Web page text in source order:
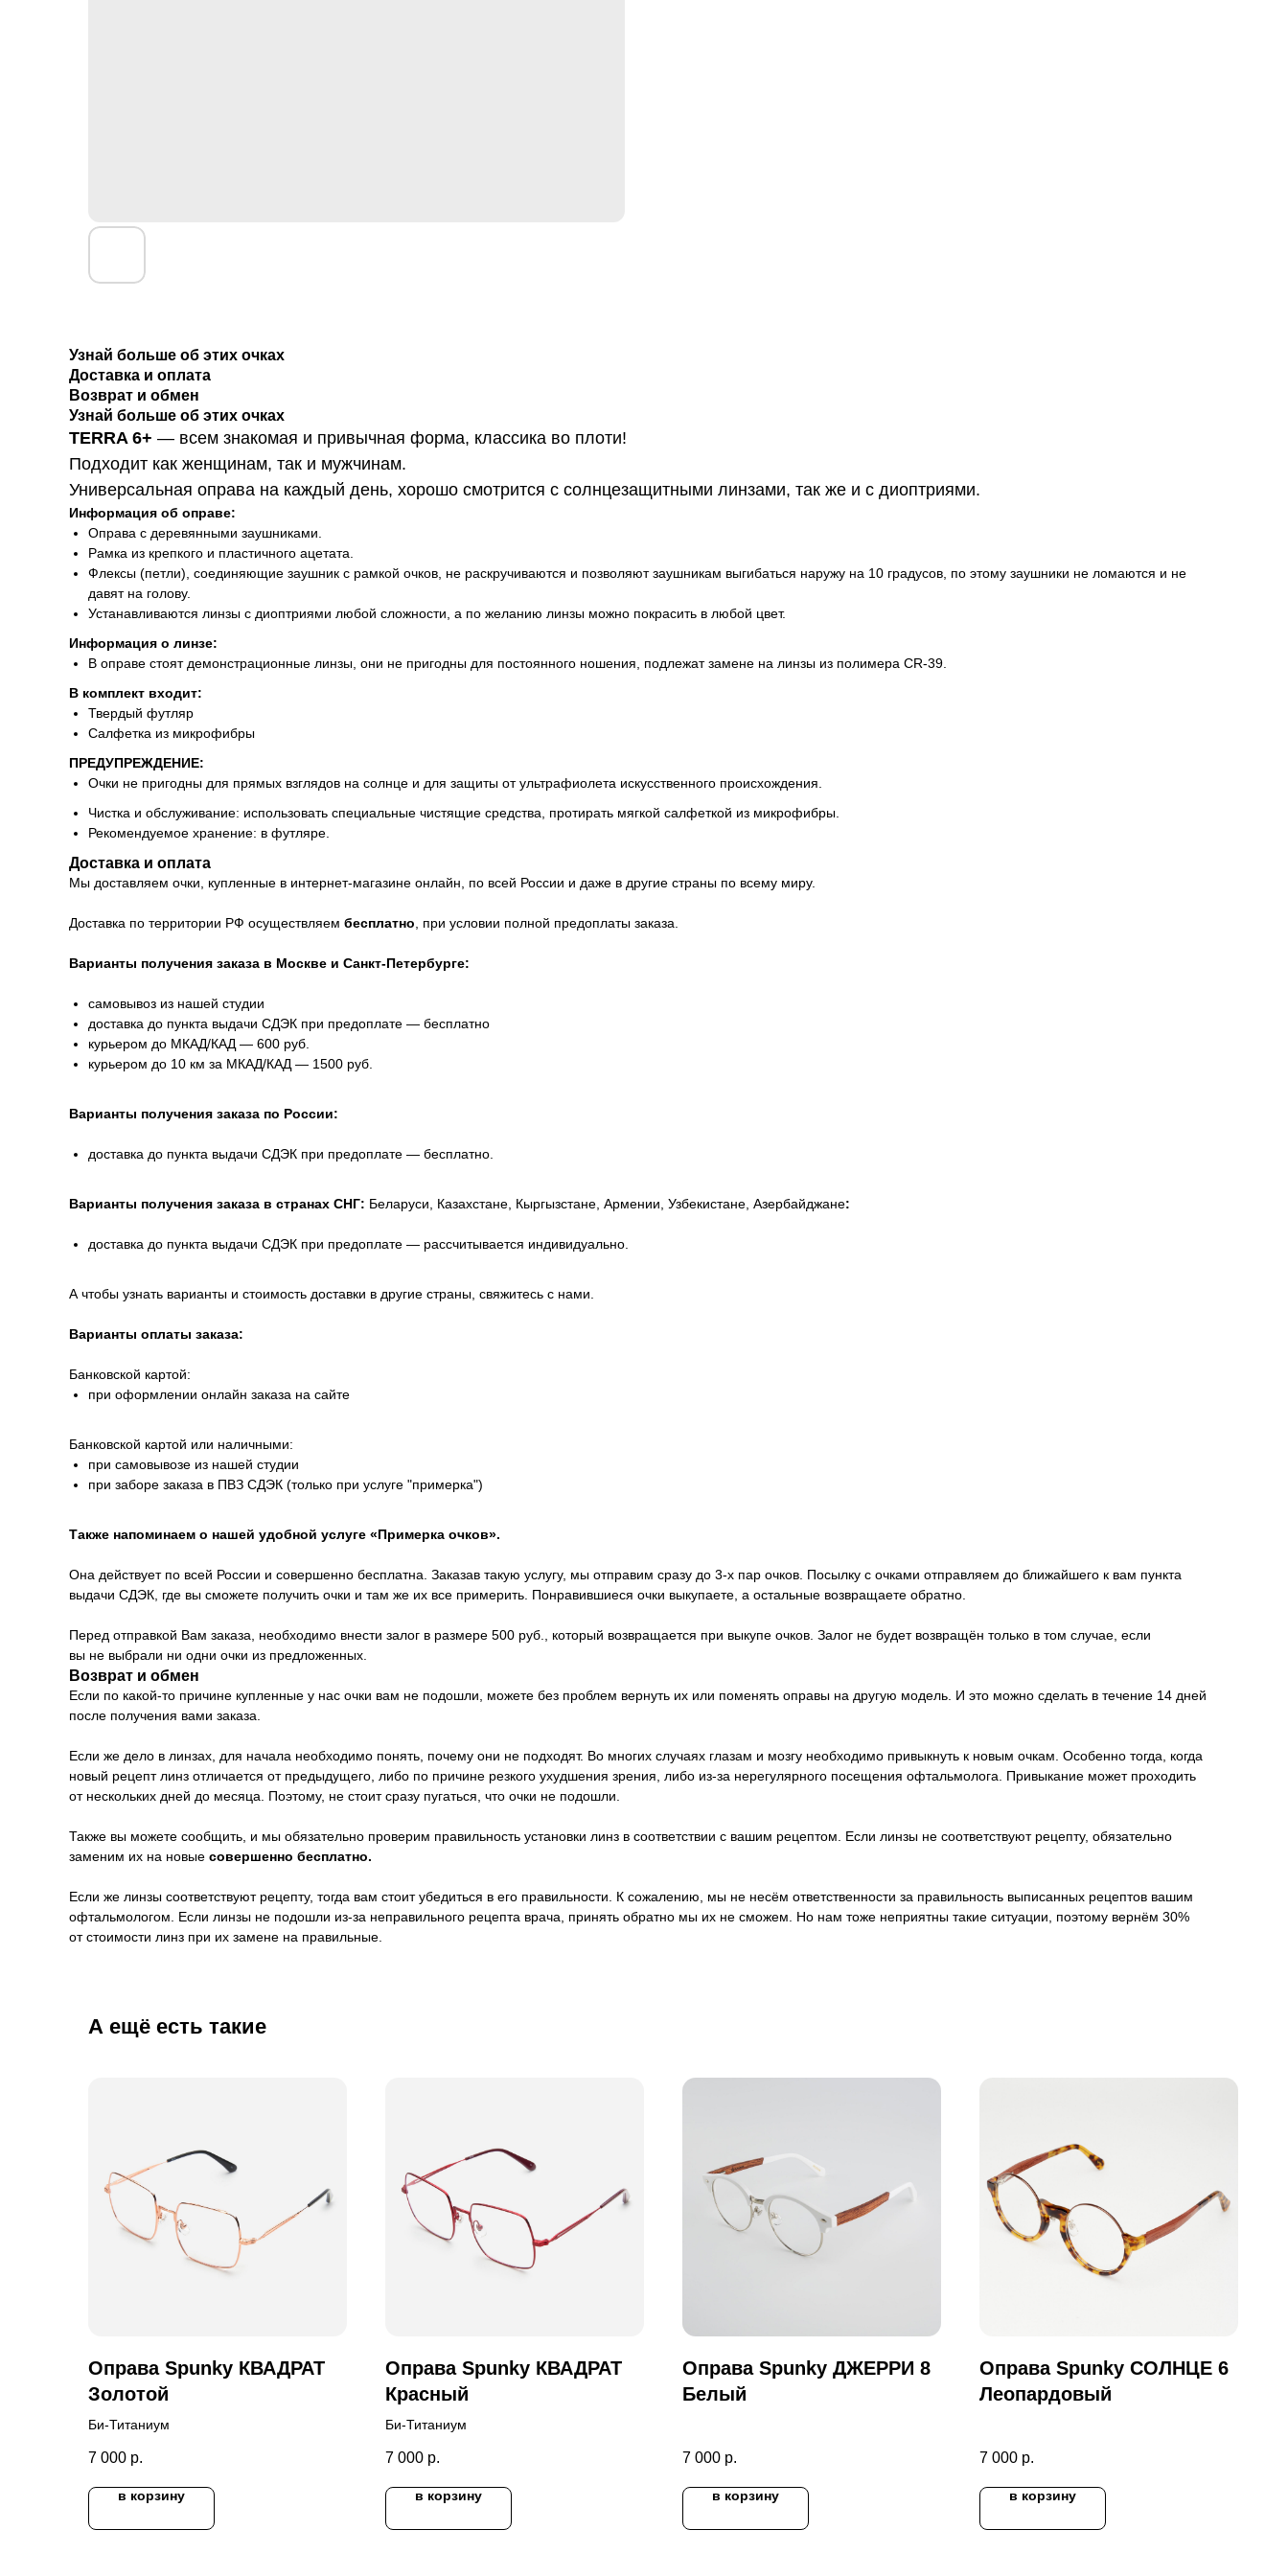
Узнай больше об этих очках
Доставка и оплата
Возврат и обмен
Узнай больше об этих очках
TERRA 6+ — всем знакомая и привычная форма, классика во плоти!
Подходит как женщинам, так и мужчинам.
Универсальная оправа на каждый день, хорошо смотрится с солнцезащитными линзами, так же и с диоптриями.
Информация об оправе:
Оправа с деревянными заушниками.
Рамка из крепкого и пластичного ацетата.
Флексы (петли), соединяющие заушник с рамкой очков, не раскручиваются и позволяют заушникам выгибаться наружу на 10 градусов, по этому заушники не ломаются и не
давят на голову.
Устанавливаются линзы с диоптриями любой сложности, а по желанию линзы можно покрасить в любой цвет.
Информация о линзе:
В оправе стоят демонстрационные линзы, они не пригодны для постоянного ношения, подлежат замене на линзы из полимера CR-39.
В комплект входит:
Твердый футляр
Салфетка из микрофибры
ПРЕДУПРЕЖДЕНИЕ:
Очки не пригодны для прямых взглядов на солнце и для защиты от ультрафиолета искусственного происхождения.
Чистка и обслуживание: использовать специальные чистящие средства, протирать мягкой салфеткой из микрофибры.
Рекомендуемое хранение: в футляре.
Доставка и оплата
Мы доставляем очки, купленные в интернет-магазине онлайн, по всей России и даже в другие страны по всему миру.
Доставка по территории РФ осуществляем бесплатно , при условии полной предоплаты заказа.
Варианты получения заказа в Москве и Санкт-Петербурге:
самовывоз из нашей студии
доставка до пункта выдачи СДЭК при предоплате — бесплатно
курьером до МКАД/КАД — 600 руб.
курьером до 10 км за МКАД/КАД — 1500 руб.
Варианты получения заказа по России:
доставка до пункта выдачи СДЭК при предоплате — бесплатно.
Варианты получения заказа в странах СНГ: Беларуси, Казахстане, Кыргызстане, Армении, Узбекистане, Азербайджане:
доставка до пункта выдачи СДЭК при предоплате — рассчитывается индивидуально.
А чтобы узнать варианты и стоимость доставки в другие страны, свяжитесь с нами.
Варианты оплаты заказа:
Банковской картой:
при оформлении онлайн заказа на сайте
Банковской картой или наличными:
при самовывозе из нашей студии
при заборе заказа в ПВЗ СДЭК (только при услуге "примерка")
Также напоминаем о нашей удобной услуге «Примерка очков».
Она действует по всей России и совершенно бесплатна. Заказав такую услугу, мы отправим сразу до 3-х пар очков. Посылку с очками отправляем до ближайшего к вам пункта
выдачи СДЭК, где вы сможете получить очки и там же их все примерить. Понравившиеся очки выкупаете, а остальные возвращаете обратно.
Перед отправкой Вам заказа, необходимо внести залог в размере 500 руб., который возвращается при выкупе очков. Залог не будет возвращён только в том случае, если
вы не выбрали ни одни очки из предложенных.
Возврат и обмен
Если по какой-то причине купленные у нас очки вам не подошли, можете без проблем вернуть их или поменять оправы на другую модель. И это можно сделать в течение 14 дней
после получения вами заказа.
Если же дело в линзах, для начала необходимо понять, почему они не подходят. Во многих случаях глазам и мозгу необходимо привыкнуть к новым очкам. Особенно тогда, когда
новый рецепт линз отличается от предыдущего, либо по причине резкого ухудшения зрения, либо из-за нерегулярного посещения офтальмолога. Привыкание может проходить
от нескольких дней до месяца. Поэтому, не стоит сразу пугаться, что очки не подошли.
Также вы можете сообщить, и мы обязательно проверим правильность установки линз в соответствии с вашим рецептом. Если линзы не соответствуют рецепту, обязательно
заменим их на новые совершенно бесплатно.
Если же линзы соответствуют рецепту, тогда вам стоит убедиться в его правильности. К сожалению, мы не несём ответственности за правильность выписанных рецептов вашим
офтальмологом. Если линзы не подошли из-за неправильного рецепта врача, принять обратно мы их не сможем. Но нам тоже неприятны такие ситуации, поэтому вернём 30%
от стоимости линз при их замене на правильные.
А ещё есть такие
Оправа Spunky КВАДРАТ
Золотой
Би-Титаниум
7 000 р.
в корзину
Оправа Spunky КВАДРАТ
Красный
Би-Титаниум
7 000 р.
в корзину
Оправа Spunky ДЖЕРРИ 8
Белый
7 000 р.
в корзину
Оправа Spunky СОЛНЦЕ 6
Леопардовый
7 000 р.
в корзину